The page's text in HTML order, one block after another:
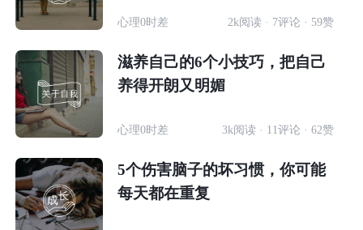
心理0时差 2k阅读 · 7评论 · 59赞
滋养自己的6个小技巧，把自己
养得开朗又明媚
心理0时差 3k阅读 · 11评论 · 62赞
5个伤害脑子的坏习惯，你可能
每天都在重复